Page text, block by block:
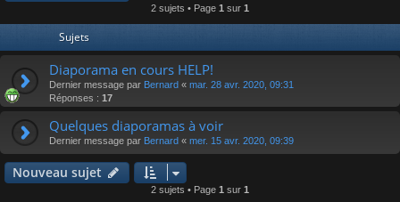
2 sujets • Page 1 sur 1
Sujets
Diaporama en cours HELP!
Dernier message par Bernard « mar. 28 avr. 2020, 09:31
Réponses : 17
Quelques diaporamas à voir
Dernier message par Bernard « mer. 15 avr. 2020, 09:39
Nouveau sujet
2 sujets • Page 1 sur 1